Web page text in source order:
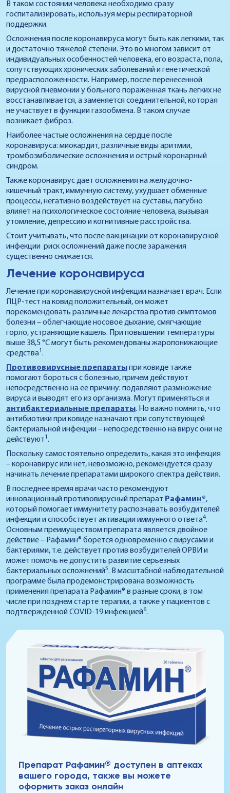
В таком состоянии человека необходимо сразу
госпитализировать, используя меры респираторной
поддержки.
Осложнения после коронавируса могут быть как легкими, так
и достаточно тяжелой степени. Это во многом зависит от
индивидуальных особенностей человека, его возраста, пола,
сопутствующих хронических заболеваний и генетической
предрасположенности. Например, после перенесенной
вирусной пневмонии у больного пораженная ткань легких не
восстанавливается, а заменяется соединительной, которая
не участвует в функции газообмена. В таком случае
возникает фиброз.
Наиболее частые осложнения на сердце после
коронавируса: миокардит, различные виды аритмии,
тромбоэмболические осложнения и острый коронарный
синдром.
Также коронавирус дает осложнения на желудочно-
кишечный тракт, иммунную систему, ухудшает обменные
процессы, негативно воздействует на суставы, пагубно
влияет на психологическое состояние человека, вызывая
утомление, депрессию и когнитивные расстройства.
Стоит учитывать, что после вакцинации от коронавирусной
инфекции риск осложнений даже после заражения
существенно снижается.
Лечение коронавируса
Лечение при коронавирусной инфекции назначает врач. Если
ПЦР-тест на ковид положительный, он может
порекомендовать различные лекарства против симптомов
болезни – облегчающие носовое дыхание, смягчающие
горло, устраняющие кашель. При повышении температуры
выше 38,5 °C могут быть рекомендованы жаропонижающие
средства1 .
Противовирусные препаратыпри ковиде также
помогают бороться с болезнью, причем действуют
непосредственно на ее причину: подавляют размножение
вируса и выводят его из организма. Могут применяться и
антибактериальные препараты. Но важно помнить, что
антибиотики при ковиде назначают при сопутствующей
бактериальной инфекции – непосредственно на вирус они не
действуют1 .
Поскольку самостоятельно определить, какая это инфекция
– коронавирус или нет, невозможно, рекомендуется сразу
начинать лечение препаратами широкого спектра действия.
В последнее время врачи часто рекомендуют
инновационный противовирусный препарат Рафамин®,
который помогает иммунитету распознавать возбудителей
инфекции и способствует активации иммунного ответа4.
Основным преимуществом препарата является двойное
действие – Рафамин® борется одновременно с вирусами и
бактериями, т.е. действует против возбудителей ОРВИ и
может помочь не допустить развитие серьезных
бактериальных осложнений5. В масштабной наблюдательной
программе была продемонстрирована возможность
применения препарата Рафамин® в разные сроки, в том
числе при позднем старте терапии, а также у пациентов с
подтвержденной COVID-19 инфекцией6.
Препарат Рафамин® доступен в аптеках
вашего города, также вы можете
оформить заказ онлайн